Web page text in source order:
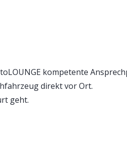
kompetente
direkt vor Ort.
geht.